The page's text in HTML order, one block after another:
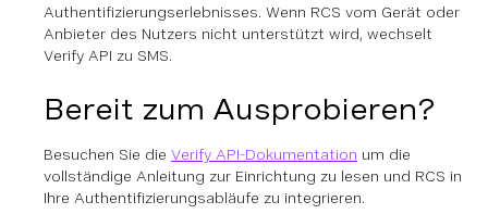
Authentifizierungserlebnisses. Wenn RCS vom Gerät oder
Anbieter des Nutzers nicht unterstützt wird, wechselt
Verify API zu SMS.
Bereit zum Ausprobieren?
Besuchen Sie die Verify API-Dokumentation um die
vollständige Anleitung zur Einrichtung zu lesen und RCS in
Ihre Authentifizierungsabläufe zu integrieren.